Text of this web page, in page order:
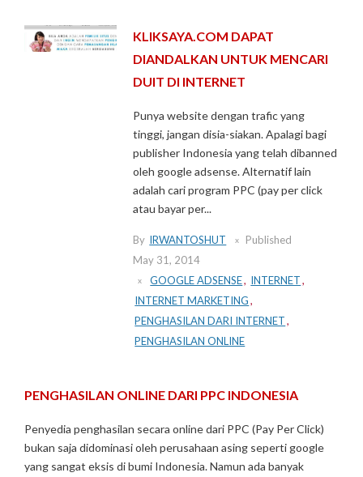
KLIKSAYA.COM DAPAT
DIANDALKAN UNTUK MENCARI
DUIT DI INTERNET
Punya website dengan trafic yang
tinggi, jangan disia-siakan. Apalagi bagi
publisher Indonesia yang telah dibanned
oleh google adsense. Alternatif lain
adalah cari program PPC (pay per click
atau bayar per...
By IRWANTOSHUT
Published
May 31, 2014
GOOGLE ADSENSE, INTERNET ,
INTERNET MARKETING ,
PENGHASILAN DARI INTERNET ,
PENGHASILAN ONLINE
PENGHASILAN ONLINE DARI PPC INDONESIA
Penyedia penghasilan secara online dari PPC (Pay Per Click)
bukan saja didominasi oleh perusahaan asing seperti google
yang sangat eksis di bumi Indonesia. Namun ada banyak